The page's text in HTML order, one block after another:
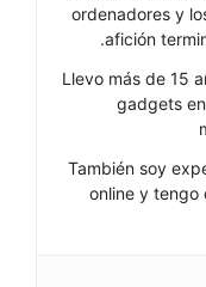
afición
Llevo más de
También
online y